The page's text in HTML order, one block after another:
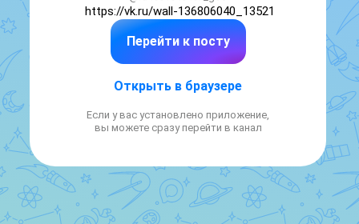
https://vk.ru/wall-136806040_13521
Перейти к посту
Открыть в браузере
Если у вас установлено приложение,
вы можете сразу перейти в канал